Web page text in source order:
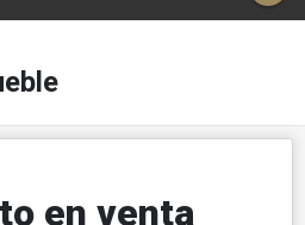
en venta